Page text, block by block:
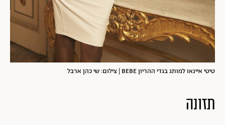
טיטי איינאו למותג בגדי ההריון BEBE | צילום: שי כהן ארבל
תזונה